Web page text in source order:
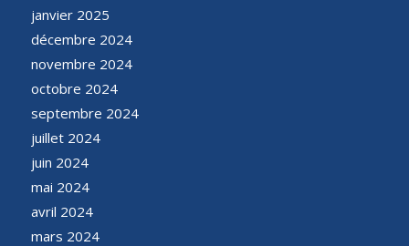
janvier 2025
décembre 2024
novembre 2024
octobre 2024
septembre 2024
juillet 2024
juin 2024
mai 2024
avril 2024
mars 2024